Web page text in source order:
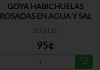
GOYA HABICHUELAS
ROSADAS EN AGUA Y SAL
10.5 OZ
95¢